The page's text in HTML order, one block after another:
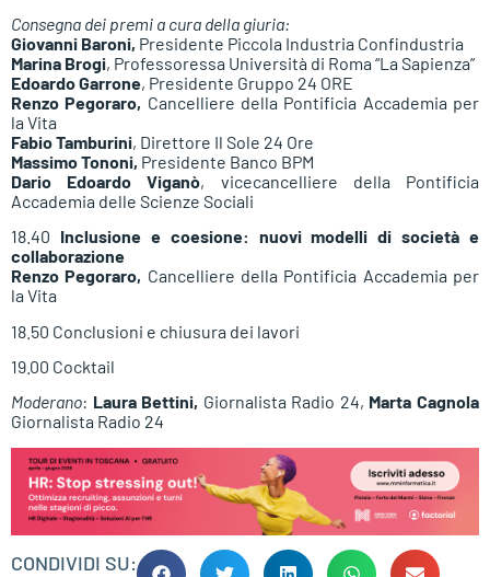
Consegna dei premi a cura della giuria:
Giovanni Baroni, Presidente Piccola Industria Confindustria
Marina Brogi, Professoressa Università di Roma “La Sapienza”
Edoardo Garrone, Presidente Gruppo 24 ORE
Renzo Pegoraro, Cancelliere della Pontificia Accademia per
la Vita
Fabio Tamburini, Direttore Il Sole 24 Ore
Massimo Tononi, Presidente Banco BPM
Dario Edoardo Viganò, vicecancelliere della Pontificia
Accademia delle Scienze Sociali
18.40 Inclusione e coesione: nuovi modelli di società e
collaborazione
Renzo Pegoraro, Cancelliere della Pontificia Accademia per
la Vita
18.50 Conclusioni e chiusura dei lavori
19.00 Cocktail
Moderano: Laura Bettini, Giornalista Radio 24, Marta Cagnola
Giornalista Radio 24
CONDIVIDI SU: